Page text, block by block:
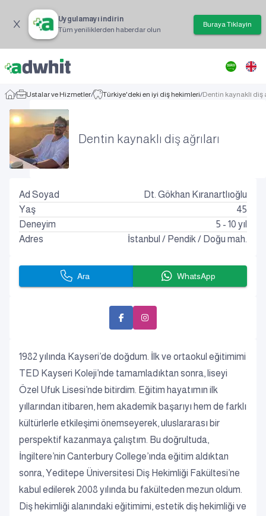
Uygulamayı indirin
Tüm yeniliklerden haberdar olun
Buraya Tıklayın
/ Ustalar ve Hizmetler/ Türkiye'deki en iyi diş hekimleri/Dentin kaynaklı diş
Dentin kaynaklı diş ağrıları
1982 yılında Kayseri’de doğdum. İlk ve ortaokul eğitimimi
TED Kayseri Koleji’nde tamamladıktan sonra, liseyi
Özel Ufuk Lisesi’nde bitirdim. Eğitim hayatımın ilk
yıllarından itibaren, hem akademik başarıyı hem de farklı
kültürlerle etkileşimi önemseyerek, uluslararası bir
perspektif kazanmaya çalıştım. Bu doğrultuda,
İngiltere’nin Canterbury College’ında eğitim aldıktan
sonra, Yeditepe Üniversitesi Diş Hekimliği Fakültesi’ne
kabul edilerek 2008 yılında bu fakülteden mezun oldum.
Diş hekimliği alanındaki eğitimimi, estetik diş hekimliği ve
Ad Soyad
Dt. Gökhan Kıranartlıoğlu
Yaş
45
Deneyim
5 - 10 yıl
Adres
İstanbul / Pendik / Doğu mah.
Ara WhatsApp